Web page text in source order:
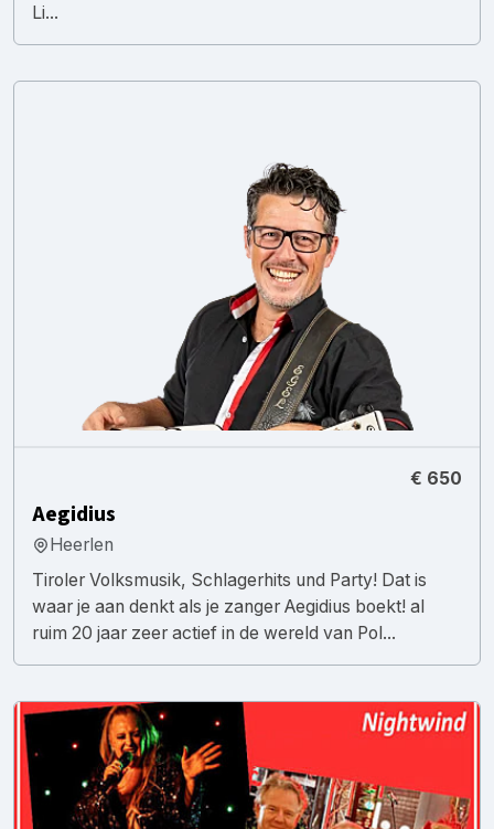
Li...
€ 650
Aegidius
Heerlen
Tiroler Volksmusik, Schlagerhits und Party! Dat is
waar je aan denkt als je zanger Aegidius boekt! al
ruim 20 jaar zeer actief in de wereld van Pol...